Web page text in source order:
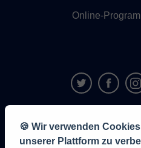
Online-
9,6/
🍪 Wir verwenden
unserer Plattform zu